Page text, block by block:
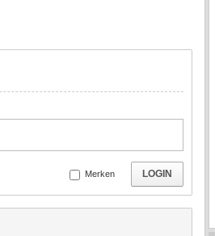
LOGIN
Merken